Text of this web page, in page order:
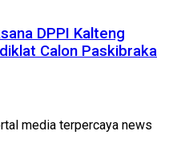
DPPI Kalteng
Calon Paskibraka
media terpercaya news